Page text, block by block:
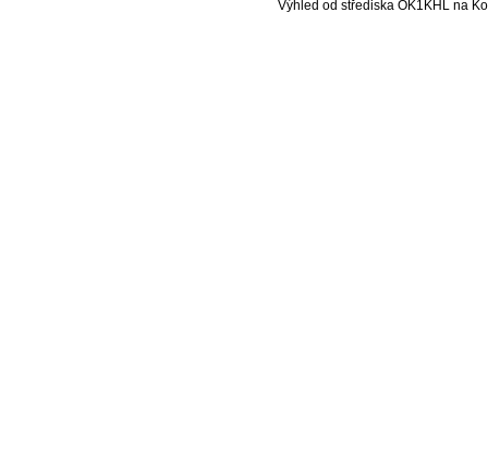
Výhled od střediska OK1KHL na